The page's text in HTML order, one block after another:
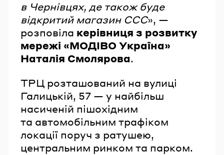
в Чернівцях, де також буде
відкритий магазин ССС», —
розповіла керівниця з розвитку
мережі «МОДІВО Україна»
Наталія Смолярова.
ТРЦ розташований на вулиці
Галицькій, 57 — у найбільш
насиченій пішохідним
та автомобільним трафіком
локації поруч з ратушею,
центральним ринком та парком.